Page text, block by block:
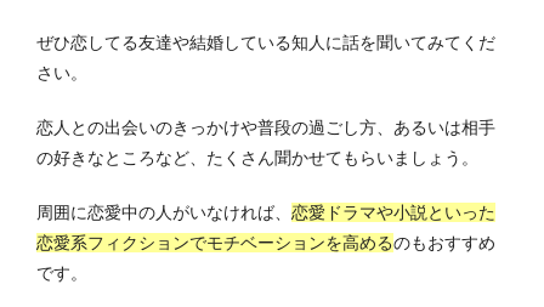
ぜひ恋してる友達や結婚している知人に話を聞いてみてくだ
さい。
恋人との出会いのきっかけや普段の過ごし方、あるいは相手
の好きなところなど、たくさん聞かせてもらいましょう。
周囲に恋愛中の人がいなければ、 恋愛ドラマや小説といった
恋愛系フィクションでモチベーションを高めるのもおすすめ
です。